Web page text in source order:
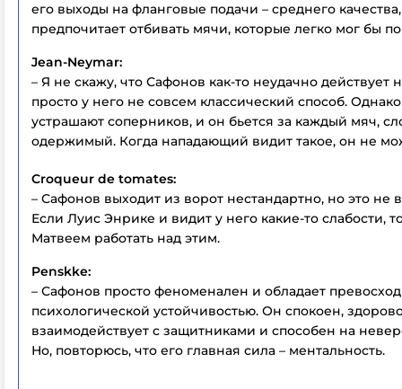
его выходы на фланговые подачи – среднего
предпочитает отбивать мячи, которые легко мог бы
Jean-Neymar:
– Я не скажу, что Сафонов как-то неудачно действует
просто у него не совсем классический способ.
устрашают соперников, и он бьется за каждый мяч,
одержимый. Когда нападающий видит такое, он не
Croqueur de tomates:
– Сафонов выходит из ворот нестандартно, но это не
Если Луис Энрике и видит у него какие-то слабости,
Матвеем работать над этим.
Penskke:
– Сафонов просто феноменален и обладает
психологической устойчивостью. Он спокоен,
взаимодействует с защитниками и способен на
Но, повторюсь, что его главная сила – ментальность.